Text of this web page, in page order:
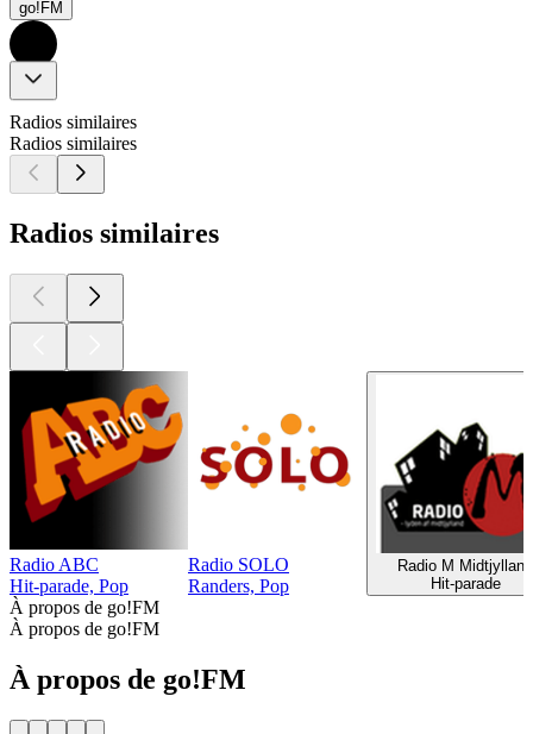
go!FM
Radios similaires
Radios similaires
Radios similaires
Radio ABC
Hit-parade, Pop
Radio SOLO
Randers, Pop
Radio M Midtjylland
Hit-parade
À propos de go!FM
À propos de go!FM
À propos de go!FM